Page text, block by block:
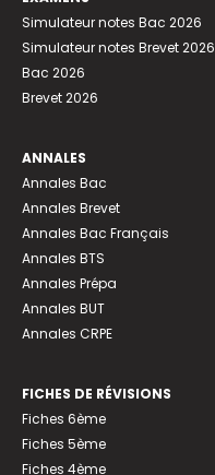
Simulateur notes Bac 2026
Simulateur notes Brevet 2026
Bac 2026
Brevet 2026
ANNALES
Annales Bac
Annales Brevet
Annales Bac Français
Annales BTS
Annales Prépa
Annales BUT
Annales CRPE
FICHES DE RÉVISIONS
Fiches 6ème
Fiches 5ème
Fiches 4ème